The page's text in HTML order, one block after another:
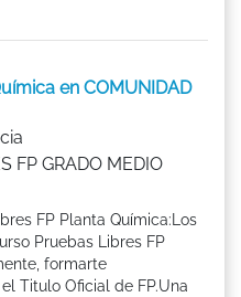
en COMUNIDAD
FP GRADO MEDIO
FP Planta Química:Los
Pruebas Libres FP
formarte
Titulo Oficial de FP.Una